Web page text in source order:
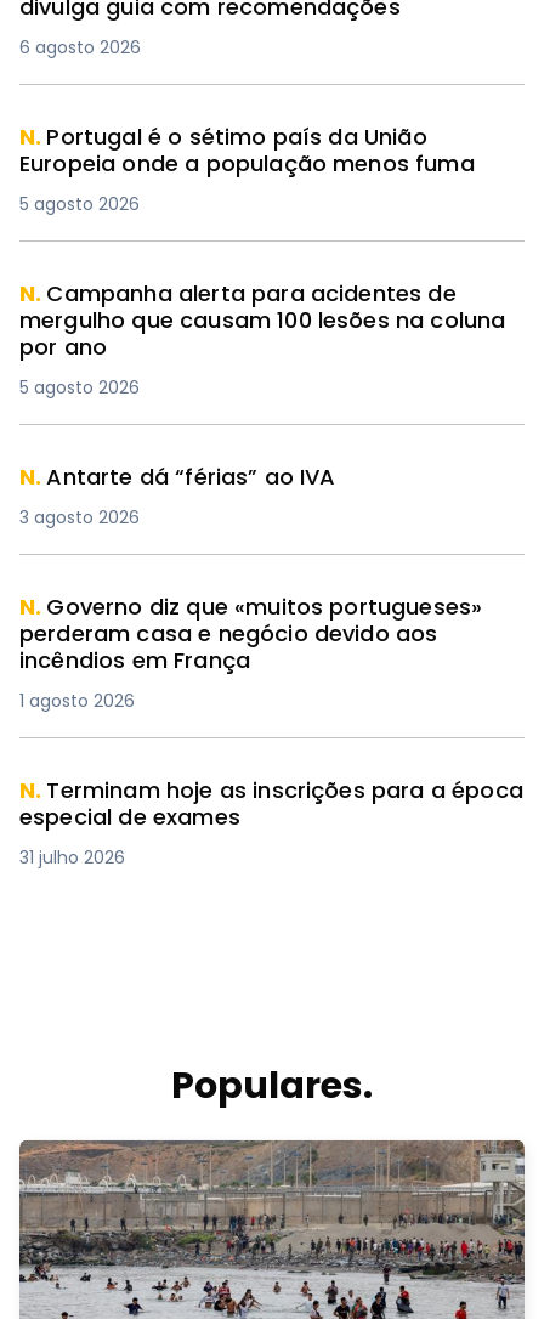
divulga guia com recomendações
6 agosto 2026
N. Portugal é o sétimo país da União
Europeia onde a população menos fuma
5 agosto 2026
N. Campanha alerta para acidentes de
mergulho que causam 100 lesões na coluna
por ano
5 agosto 2026
N.Antarte dá “férias” ao IVA
3 agosto 2026
N. Governo diz que «muitos portugueses»
perderam casa e negócio devido aos
incêndios em França
1 agosto 2026
N. Terminam hoje as inscrições para a época
especial de exames
31 julho 2026
Populares.